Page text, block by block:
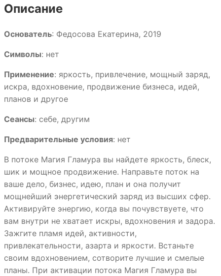
Описание
Основатель: Федосова Екатерина, 2019
Символы: нет
Применение: яркость, привлечение, мощный заряд,
искра, вдохновение, продвижение бизнеса, идей,
планов и другое
Сеансы: себе, другим
Предварительные условия: нет
В потоке Магия Гламура вы найдете яркость, блеск,
шик и мощное продвижение. Направьте поток на
ваше дело, бизнес, идею, план и она получит
мощнейший энергетический заряд из высших сфер.
Активируйте энергию, когда вы почувствуете, что
вам внутри не хватает искры, вдохновения и задора.
Зажгите пламя идей, активности,
привлекательности, азарта и яркости. Встаньте
своим вдохновением, сотворите лучшие и смелые
планы. При активации потока Магия Гламура вы